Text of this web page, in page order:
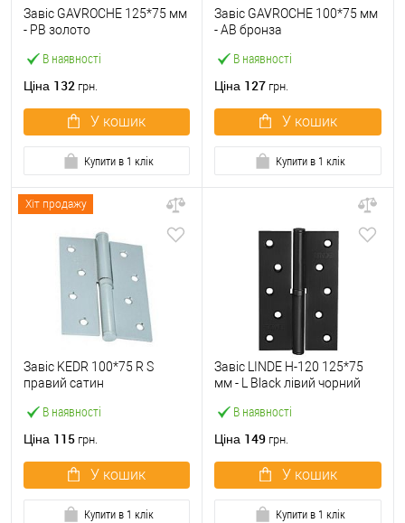
В наявності
Завіс GAVROCHE 125*75 мм
- PВ золото
Ціна 132 грн.
У кошик
Купити в 1 клік
В наявності
Завіс GAVROCHE 100*75 мм
- АВ бронза
Ціна 127 грн.
У кошик
Купити в 1 клік
Хіт продажу
В наявності
Завіс KEDR 100*75 R S
правий сатин
Ціна 115 грн.
У кошик
Купити в 1 клік
В наявності
Завіс LINDE H-120 125*75
мм - L Black лівий чорний
Ціна 149 грн.
У кошик
Купити в 1 клік